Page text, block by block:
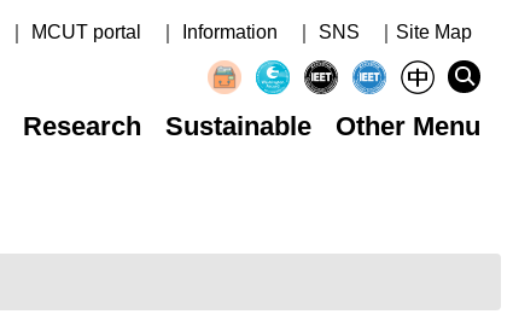
｜ MCUT portal ｜ Information ｜ SNS ｜Site Map
Research Sustainable Other Menu